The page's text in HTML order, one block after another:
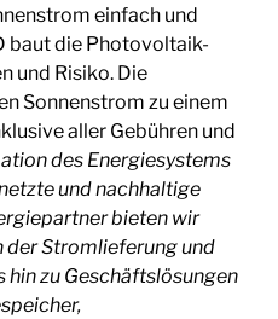
einfach und
baut die Photovoltaik-
und Risiko. Die
Sonnenstrom zu einem
aller Gebühren und
des Energiesystems
und nachhaltige
bieten wir
der Stromlieferung und
zu Geschäftslösungen